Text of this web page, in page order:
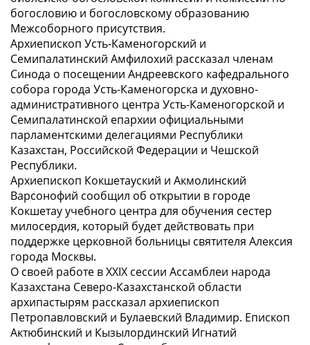
богословию и богословскому образованию
Межсоборного присутствия.
Архиепископ Усть-Каменогорский и
Семипалатинский Амфилохий рассказал членам
Синода о посещении Андреевского кафедрального
собора города Усть-Каменогорска и духовно-
административного центра Усть-Каменогорской и
Семипалатинской епархии официальными
парламентскими делегациями Республики
Казахстан, Российской Федерации и Чешской
Республики.
Архиепископ Кокшетауский и Акмолинский
Варсонофий сообщил об открытии в городе
Кокшетау учебного центра для обучения сестер
милосердия, который будет действовать при
поддержке церковной больницы святителя Алексия
города Москвы.
О своей работе в XXIX сессии Ассамблеи народа
Казахстана Северо-Казахстанской области
архипастырям рассказал архиепископ
Петропавловский и Булаевский Владимир. Епископ
Актюбинский и Кызылординский Игнатий